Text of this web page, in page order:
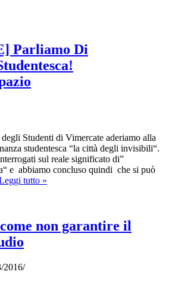
Parliamo Di
Studenti di Vimercate aderiamo alla
studentesca “la città degli invisibili“.
sul reale significato di”
e abbiamo concluso quindi che si può
tutto »
Studentesca!
#FacciamociSpazio
non garantire il
2016